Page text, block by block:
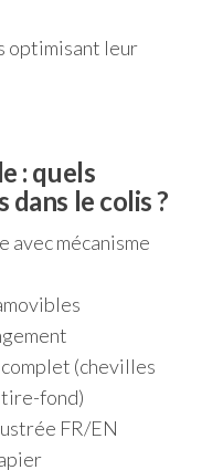
optimisant leur
: quels
le colis ?
avec mécanisme
(chevilles
fond)
FR/EN